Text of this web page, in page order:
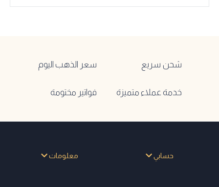
شحن سريع سعر الذهب اليوم
خدمة عملاء متميزة فواتير مختومة
حسابي معلومات